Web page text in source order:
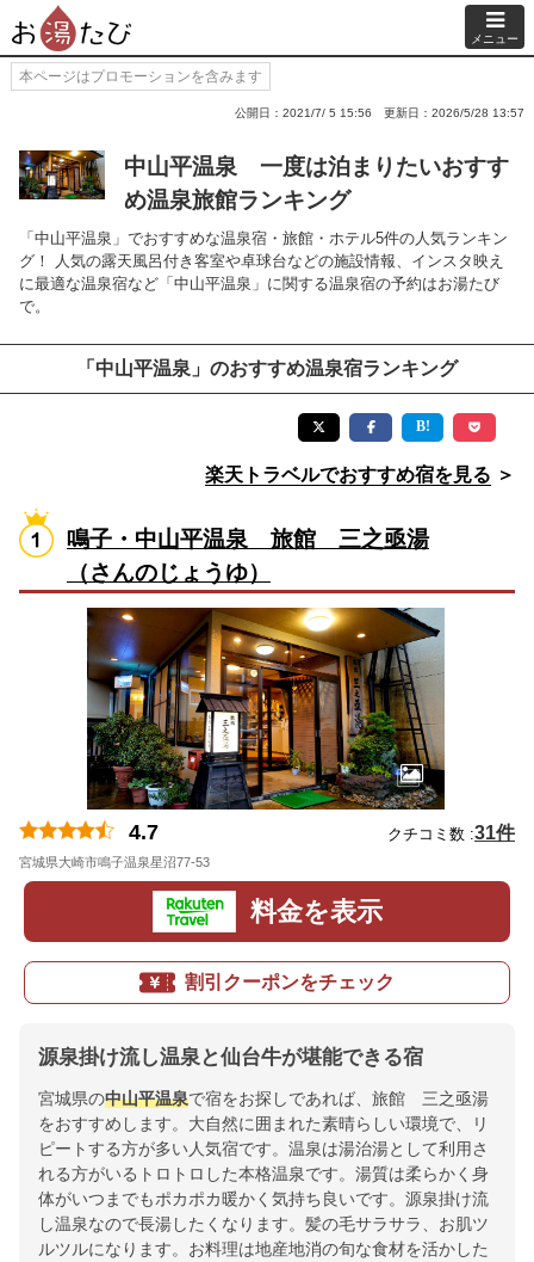
メニュー
本ページはプロモーションを含みます
公開日：2021/7/ 5 15:56 更新日：2026/5/28 13:57
中山平温泉 一度は泊まりたいおすす
め温泉旅館ランキング
「中山平温泉」でおすすめな温泉宿・旅館・ホテル5件の人気ランキン
グ！ 人気の露天風呂付き客室や卓球台などの施設情報、インスタ映え
に最適な温泉宿など「中山平温泉」に関する温泉宿の予約はお湯たび
で。
「中山平温泉」のおすすめ温泉宿ランキング
楽天トラベルでおすすめ宿を見る ＞
鳴子・中山平温泉 旅館 三之亟湯
（さんのじょうゆ）
4.7 クチコミ数 :31件
宮城県大崎市鳴子温泉星沼77-53
料金を表示
割引クーポンをチェック
源泉掛け流し温泉と仙台牛が堪能できる宿
宮城県の中山平温泉で宿をお探しであれば、旅館 三之亟湯
をおすすめします。大自然に囲まれた素晴らしい環境で、リ
ピートする方が多い人気宿です。温泉は湯治湯として利用さ
れる方がいるトロトロした本格温泉です。湯質は柔らかく身
体がいつまでもポカポカ暖かく気持ち良いです。源泉掛け流
し温泉なので長湯したくなります。髪の毛サラサラ、お肌ツ
ルツルになります。お料理は地産地消の旬な食材を活かした